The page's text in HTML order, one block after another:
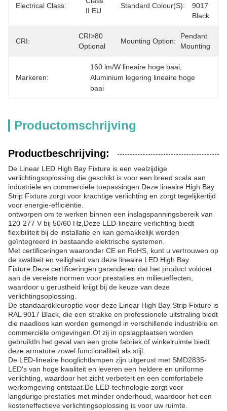
Electrical Class:
II EU
Standard Colour(s):
9017
Black
CRI:
CRI>80
Optional
Mounting Option:
Pendant
Mounting
Markeren:
160 lm/W lineaire hoge baai
Aluminium legering lineaire hoge
baai
Productomschrijving
Productbeschrijving:
De Linear LED High Bay Fixture is een veelzijdige
verlichtingsoplossing die geschikt is voor een breed scala aan
industriële en commerciële toepassingen.Deze lineaire High Bay
Strip Fixture zorgt voor krachtige verlichting en zorgt tegelijkertijd
voor energie-efficiëntie.
ontworpen om te werken binnen een inslagspanningsbereik van
120-277 V bij 50/60 Hz,Deze LED-lineaire verlichting biedt
flexibiliteit bij de installatie en kan gemakkelijk worden
geïntegreerd in bestaande elektrische systemen.
Met certificeringen waaronder CE en RoHS, kunt u vertrouwen op
de kwaliteit en veiligheid van deze lineaire LED High Bay
Fixture.Deze certificeringen garanderen dat het product voldoet
aan de vereiste normen voor prestaties en milieueffecten,
waardoor u gerustheid krijgt bij de keuze van deze
verlichtingsoplossing.
De standaardkleuroptie voor deze Linear High Bay Strip Fixture is
RAL 9017 Black, die een strakke en professionele uitstraling biedt
die naadloos kan worden gemengd in verschillende industriële en
commerciële omgevingen.Of zij in opslagplaatsen worden
gebruiktIn het geval van een grote fabriek of winkelruimte biedt
deze armature zowel functionaliteit als stijl.
De LED-lineaire hooglichtlampen zijn uitgerust met SMD2835-
LED's van hoge kwaliteit en leveren een heldere en uniforme
verlichting, waardoor het zicht verbetert en een comfortabele
werkomgeving ontstaat.De LED-technologie zorgt voor
langdurige prestaties met minder onderhoud, waardoor het een
kosteneffectieve verlichtingsoplossing is voor uw ruimte.